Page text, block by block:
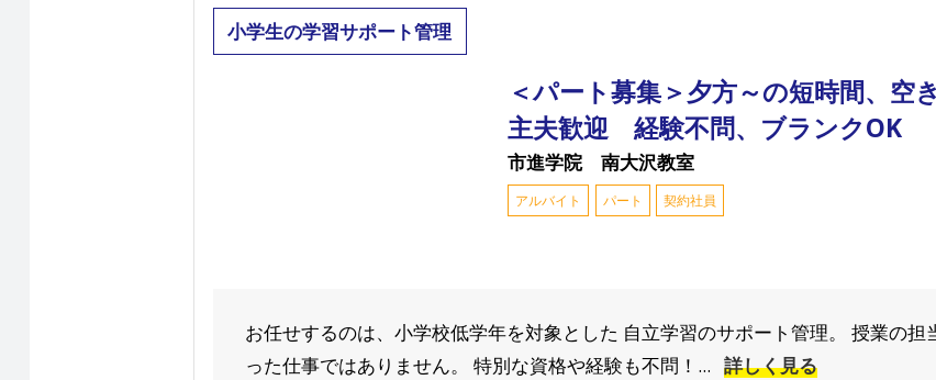
小学生の学習サポート管理
＜パート募集＞夕方～の短時間、
主夫歓迎 経験不問、ブランクOK
市進学院 南大沢教室
アルバイト パート 契約社員
お任せするのは、小学校低学年を対象とした 自立学習のサポート管理。 授業の
った仕事ではありません。 特別な資格や経験も不問！... 詳しく見る